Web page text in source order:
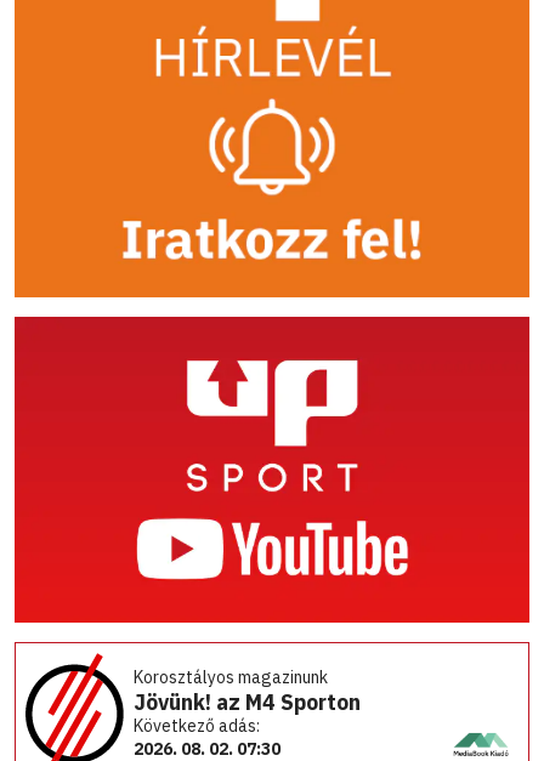
Korosztályos magazinunk
Jövünk! az M4 Sporton
Következő adás:
2026. 08. 02. 07:30